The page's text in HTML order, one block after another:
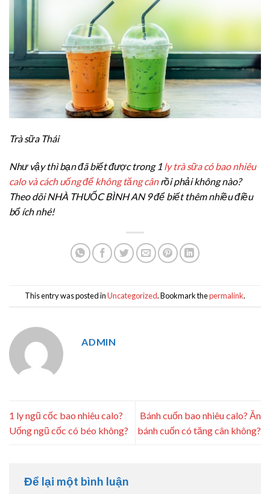
Trà sữa Thái
Như vậy thì bạn đã biết được trong 1 ly trà sữa có bao nhiêu
calo và cách uống để không tăng cânrồi phải không nào?
Theo dõi NHÀ THUỐC BÌNH AN 9 để biết thêm nhiều điều
bổ ích nhé!
This entry was posted inUncategorized. Bookmark thepermalink.
ADMIN
1 ly ngũ cốc bao nhiêu calo?
Uống ngũ cốc có béo không?
Bánh cuốn bao nhiêu calo? Ăn
bánh cuốn có tăng cân không?
Để lại một bình luận